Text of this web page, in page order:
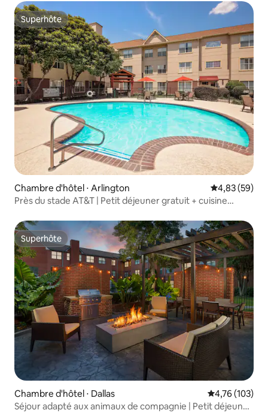
Superhôte
Superhôte
Chambre d'hôtel ⋅ Arlington Évaluation
4,83 (59)
Près du stade AT&T | Petit déjeuner gratuit + cuisine
Superhôte
Superhôte
Chambre d'hôtel ⋅ Dallas Évaluation
4,76 (103)
Séjour adapté aux animaux de compagnie | Petit déjeuner